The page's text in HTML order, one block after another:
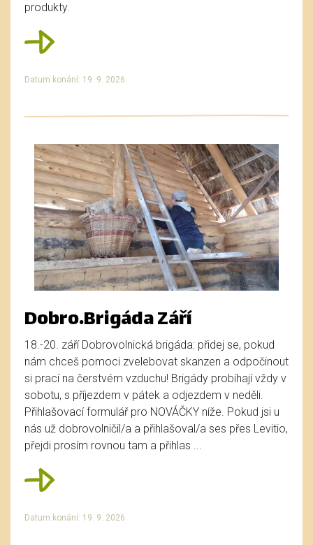
produkty.
Datum konání: 19. 9. 2026
Dobro.Brigáda Září
18.-20. září Dobrovolnická brigáda: přidej se, pokud
nám chceš pomoci zvelebovat skanzen a odpočinout
si prací na čerstvém vzduchu! Brigády probíhají vždy v
sobotu, s příjezdem v pátek a odjezdem v neděli.
Přihlašovací formulář pro NOVÁČKY níže. Pokud jsi u
nás už dobrovolničil/a a přihlašoval/a ses přes Levitio,
přejdi prosím rovnou tam a přihlas ...
Datum konání: 19. 9. 2026